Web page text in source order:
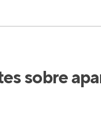
sobre